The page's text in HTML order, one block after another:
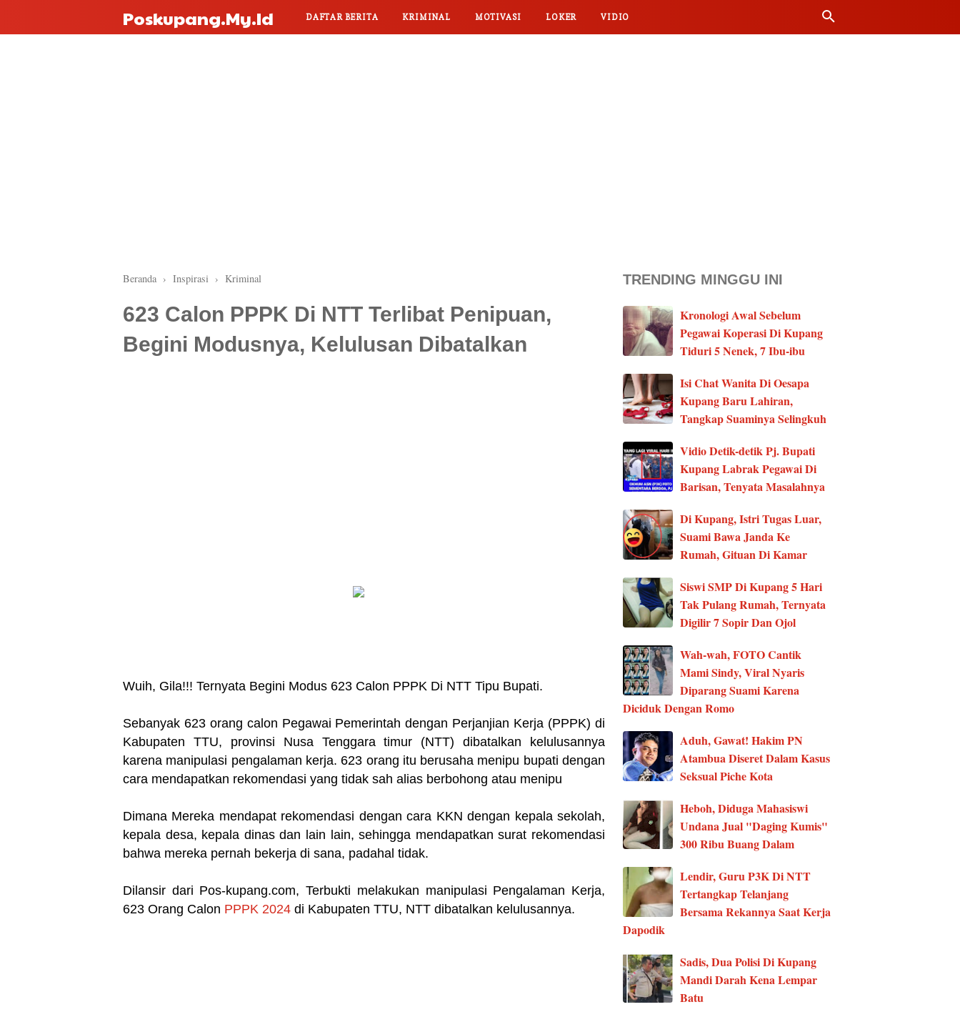
Poskupang.my.id DAFTAR BERITA KRIMINAL MOTIVASI LOKER VIDIO
Beranda › Inspirasi › Kriminal
623 Calon PPPK Di NTT Terlibat Penipuan,
Begini Modusnya, Kelulusan Dibatalkan
Wuih, Gila!!! Ternyata Begini Modus 623 Calon PPPK Di NTT Tipu Bupati.
Sebanyak 623 orang calon Pegawai Pemerintah dengan Perjanjian Kerja (PPPK) di
Kabupaten TTU, provinsi Nusa Tenggara timur (NTT) dibatalkan kelulusannya
karena manipulasi pengalaman kerja. 623 orang itu berusaha menipu bupati dengan
cara mendapatkan rekomendasi yang tidak sah alias berbohong atau menipu
Dimana Mereka mendapat rekomendasi dengan cara KKN dengan kepala sekolah,
kepala desa, kepala dinas dan lain lain, sehingga mendapatkan surat rekomendasi
bahwa mereka pernah bekerja di sana, padahal tidak.
Dilansir dari Pos-kupang.com, Terbukti melakukan manipulasi Pengalaman Kerja,
623 Orang Calon PPPK 2024 di Kabupaten TTU, NTT dibatalkan kelulusannya.
TRENDING MINGGU INI
Kronologi Awal Sebelum
Pegawai Koperasi Di Kupang
Tiduri 5 Nenek, 7 Ibu-ibu
Isi Chat Wanita Di Oesapa
Kupang Baru Lahiran,
Tangkap Suaminya Selingkuh
Vidio Detik-detik Pj. Bupati
Kupang Labrak Pegawai Di
Barisan, Tenyata Masalahnya
Di Kupang, Istri Tugas Luar,
Suami Bawa Janda Ke
Rumah, Gituan Di Kamar
Siswi SMP Di Kupang 5 Hari
Tak Pulang Rumah, Ternyata
Digilir 7 Sopir Dan Ojol
Wah-wah, FOTO Cantik
Mami Sindy, Viral Nyaris
Diparang Suami Karena
Diciduk Dengan Romo
Aduh, Gawat! Hakim PN
Atambua Diseret Dalam Kasus
Seksual Piche Kota
Heboh, Diduga Mahasiswi
Undana Jual "Daging Kumis"
300 Ribu Buang Dalam
Lendir, Guru P3K Di NTT
Tertangkap Telanjang
Bersama Rekannya Saat Kerja
Dapodik
Sadis, Dua Polisi Di Kupang
Mandi Darah Kena Lempar
Batu